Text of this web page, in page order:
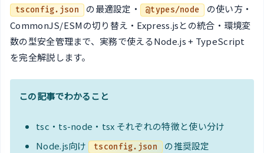
tsconfig.json の最適設定・ @types/node
の使い方・
CommonJS/ESMの切り替え・Express.jsとの統合・環境変
数の型安全管理まで、実務で使えるNode.js + TypeScript
を完全解説します。
この記事でわかること
tsc・ts-node・tsx それぞれの特徴と使い分け
Node.js向け
tsconfig.json の推奨設定